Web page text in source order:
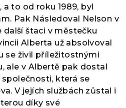
to od roku 1989, byl
Pak Následoval Nelson v
další štaci v městečku
Alberta už absolvoval
se živil příležitostnými
ale v Albertě pak dostal
která se
V jejích službách zůstal i
díky své